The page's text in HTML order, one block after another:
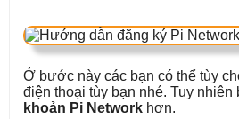
Ở bước này các bạn có thể tùy
điện thoại tùy bạn nhé. Tuy
khoản Pi Network hơn.